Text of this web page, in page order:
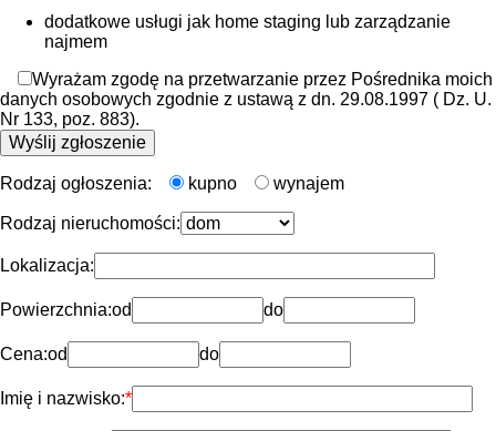
dodatkowe usługi jak home staging lub zarządzanie
najmem
Wyrażam zgodę na przetwarzanie przez Pośrednika moich
danych osobowych zgodnie z ustawą z dn. 29.08.1997 ( Dz. U.
Nr 133, poz. 883).
Rodzaj ogłoszenia: kupno wynajem
Rodzaj nieruchomości:
Lokalizacja:
Powierzchnia:od do
Cena:od do
Imię i nazwisko: